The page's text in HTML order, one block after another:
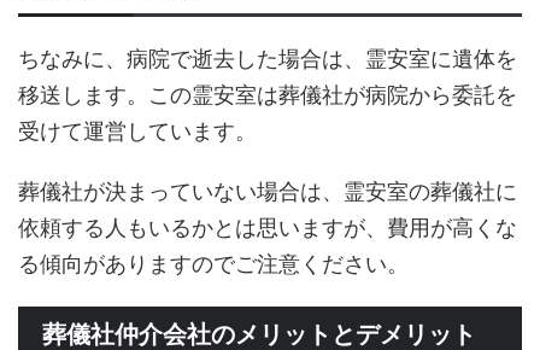
ちなみに、病院で逝去した場合は、霊安室に遺体を
移送します。この霊安室は葬儀社が病院から委託を
受けて運営しています。
葬儀社が決まっていない場合は、霊安室の葬儀社に
依頼する人もいるかとは思いますが、費用が高くな
る傾向がありますのでご注意ください。
葬儀社仲介会社のメリットとデメリット